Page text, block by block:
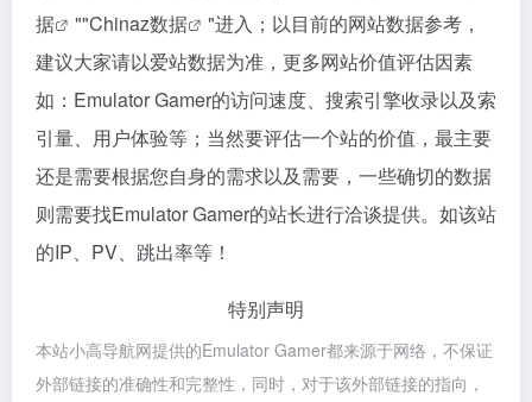
据
""Chinaz数据
"进入；以目前的网站数据参考，
建议大家请以爱站数据为准，更多网站价值评估因素
如：Emulator Gamer的访问速度、搜索引擎收录以及索
引量、用户体验等；当然要评估一个站的价值，最主要
还是需要根据您自身的需求以及需要，一些确切的数据
则需要找Emulator Gamer的站长进行洽谈提供。如该站
的IP、PV、跳出率等！
特别声明
本站小高导航网提供的Emulator Gamer都来源于网络，不保证
外部链接的准确性和完整性，同时，对于该外部链接的指向，